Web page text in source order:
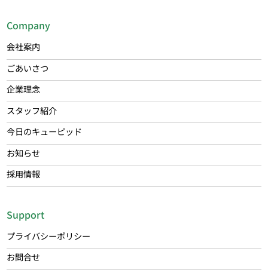
Company
会社案内
ごあいさつ
企業理念
スタッフ紹介
今日のキューピッド
お知らせ
採用情報
Support
プライバシーポリシー
お問合せ